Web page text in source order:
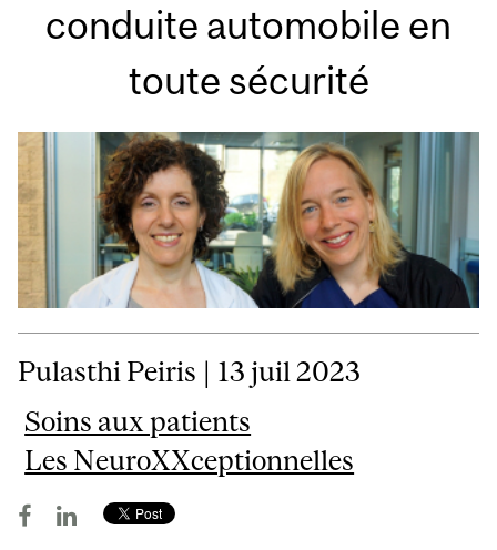
conduite automobile en
toute sécurité
Pulasthi Peiris | 13 juil 2023
Soins aux patients
Les NeuroXXceptionnelles